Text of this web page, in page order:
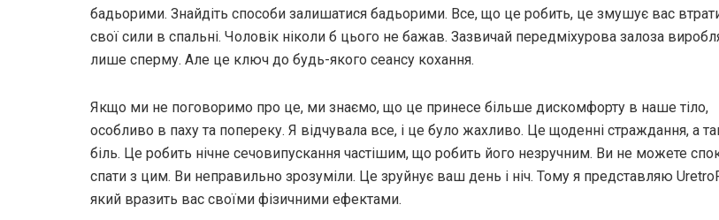
бадьорими. Знайдіть способи залишатися бадьорими. Все, що це робить, це змушує вас
свої сили в спальні. Чоловік ніколи б цього не бажав. Зазвичай передміхурова залоза
лише сперму. Але це ключ до будь-якого сеансу кохання.
Якщо ми не поговоримо про це, ми знаємо, що це принесе більше дискомфорту в наше тіло,
особливо в паху та попереку. Я відчувала все, і це було жахливо. Це щоденні страждання, а
біль. Це робить нічне сечовипускання частішим, що робить його незручним. Ви не можете
спати з цим. Ви неправильно зрозуміли. Це зруйнує ваш день і ніч. Тому я представляю
який вразить вас своїми фізичними ефектами.